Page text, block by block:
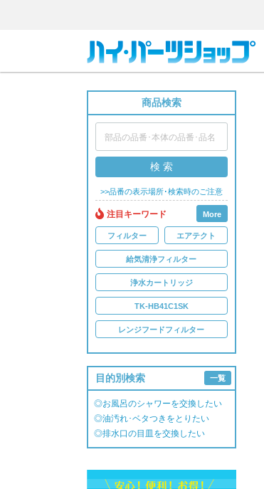
商品検索
検 索
>>品番の表示場所･検索時のご注意
注目キーワード More
フィルター エアテクト
給気清浄フィルター
浄水カートリッジ
TK-HB41C1SK
レンジフードフィルター
目的別検索 一覧
◎お風呂のシャワーを交換したい
◎油汚れ･ベタつきをとりたい
◎排水口の目皿を交換したい